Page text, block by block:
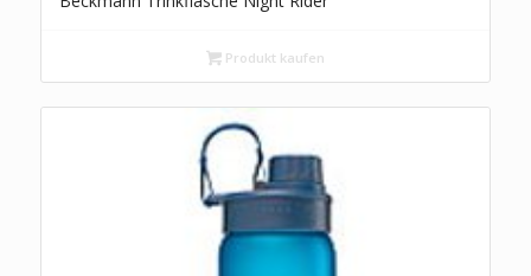
Produkt kaufen